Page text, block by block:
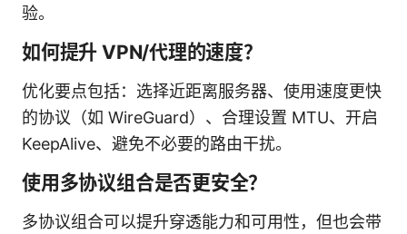
验。
如何提升 VPN/代理的速度？
优化要点包括：选择近距离服务器、使用速度更快
的协议（如 WireGuard）、合理设置 MTU、开启
KeepAlive、避免不必要的路由干扰。
使用多协议组合是否更安全？
多协议组合可以提升穿透能力和可用性，但也会带